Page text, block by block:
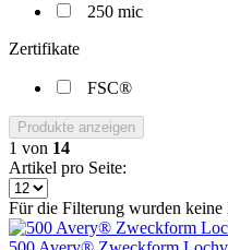
250 mic
Zertifikate
FSC®
Produkte anzeigen
1 von 14
Artikel pro Seite:
Für die Filterung wurden keine